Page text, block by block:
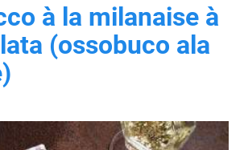
à la milanaise à
(ossobuco ala